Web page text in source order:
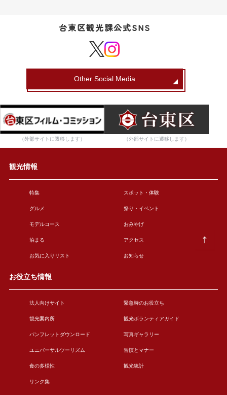
台東区観光課公式SNS
Other Social Media
（外部サイトに遷移します） （外部サイトに遷移します）
観光情報
特集 スポット・体験
グルメ 祭り・イベント
モデルコース おみやげ
泊まる アクセス
お気に入りリスト お知らせ
お役立ち情報
法人向けサイト 緊急時のお役立ち
観光案内所 観光ボランティアガイド
パンフレットダウンロード 写真ギャラリー
ユニバーサルツーリズム 習慣とマナー
食の多様性 観光統計
リンク集